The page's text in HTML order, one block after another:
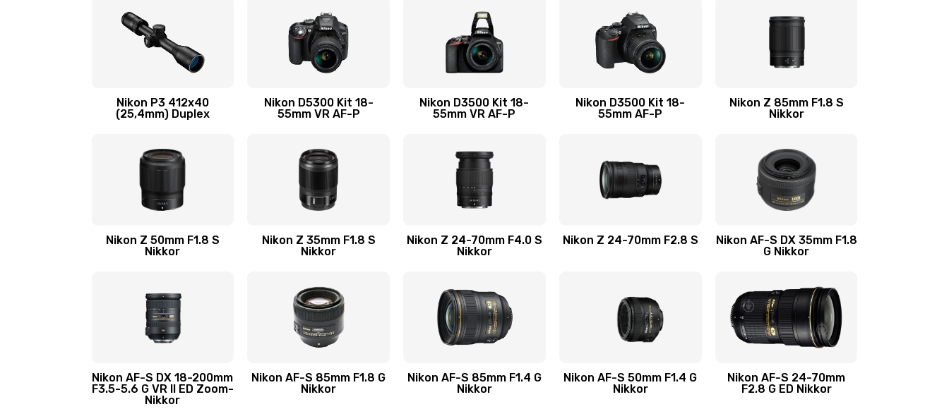
Nikon P3 412x40
(25,4mm) Duplex
Nikon D5300 Kit 18-
55mm VR AF-P
Nikon D3500 Kit 18-
55mm VR AF-P
Nikon D3500 Kit 18-
55mm AF-P
Nikon Z 85mm F1.8 S
Nikkor
Nikon Z 50mm F1.8 S
Nikkor
Nikon Z 35mm F1.8 S
Nikkor
Nikon Z 24-70mm F4.0 S
Nikkor
Nikon Z 24-70mm F2.8 S
Nikon AF-S DX 35mm F1.8
G Nikkor
Nikon AF-S DX 18-200mm
F3.5-5.6 G VR II ED Zoom-
Nikkor
Nikon AF-S 85mm F1.8 G
Nikkor
Nikon AF-S 85mm F1.4 G
Nikkor
Nikon AF-S 50mm F1.4 G
Nikkor
Nikon AF-S 24-70mm
F2.8 G ED Nikkor